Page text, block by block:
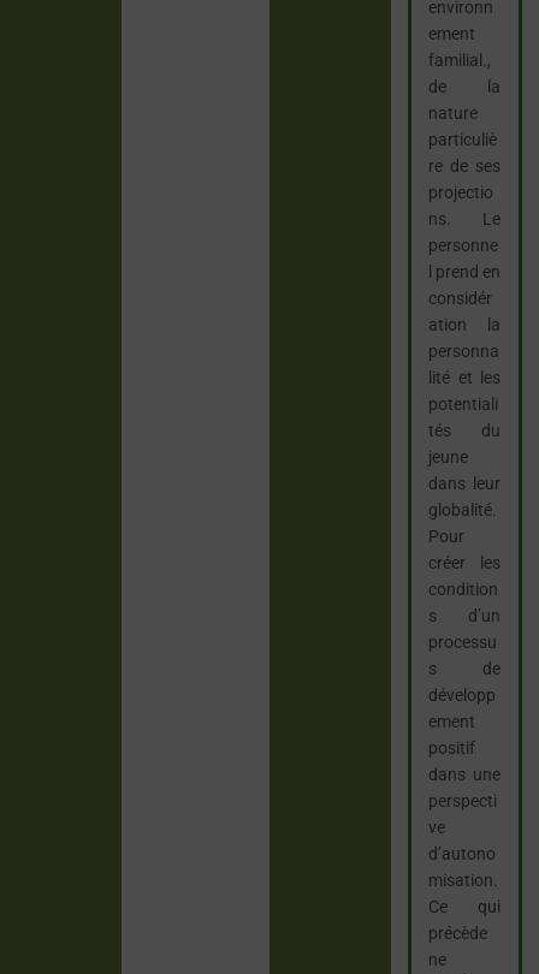
environn
ement
familial.,
de la
nature
particuliè
re de ses
projectio
ns. Le
personne
l prend en
considér
ation la
personna
lité et les
potentiali
tés du
jeune
dans leur
globalité.
Pour
créer les
condition
s d’un
processu
s de
développ
ement
positif
dans une
perspecti
ve
d’autono
misation.
Ce qui
précède
ne